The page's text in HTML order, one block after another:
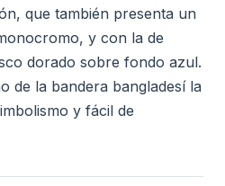
que también presenta un
y con la de
dorado sobre fondo azul.
de la bandera bangladesí la
y fácil de